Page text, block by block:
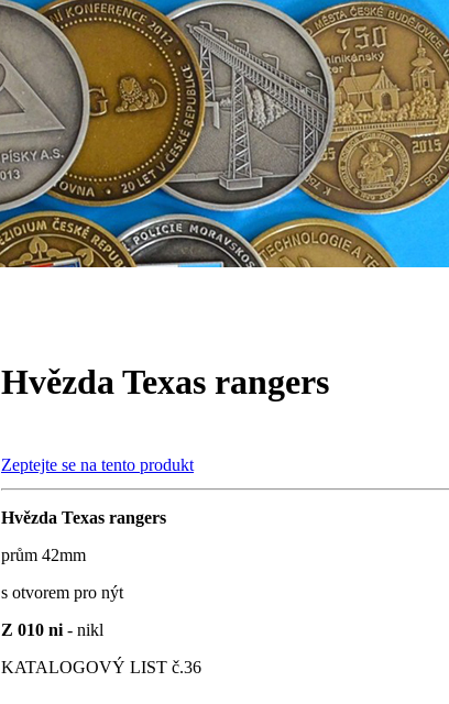
Hvězda Texas rangers
Zeptejte se na tento produkt
Hvězda Texas rangers
prům 42mm
s otvorem pro nýt
Z 010 ni - nikl
KATALOGOVÝ LIST č.36